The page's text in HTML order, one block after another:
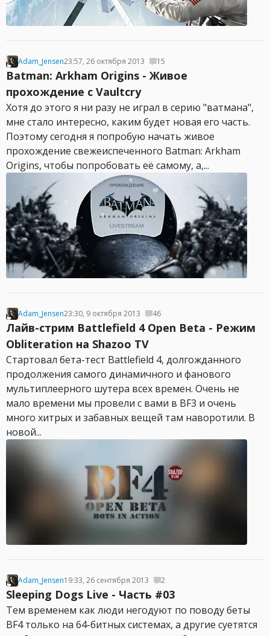
Adam_Jensen23:57, 26 октября 2013 15
Batman: Arkham Origins - Живое
прохождение с Vaultcry
Хотя до этого я ни разу не играл в серию "ватмана",
мне стало интересно, каким будет новая его часть.
Поэтому сегодня я попробую начать живое
прохождение свежеиспеченного Batman: Arkham
Origins, чтобы попробовать её самому, а,...
Adam_Jensen23:30, 9 октября 2013 46
Лайв-стрим Battlefield 4 Open Beta - Режим
Obliteration на Shazoo TV
Cтартовал бета-тест Battlefield 4, долгожданного
продолжения самого динамичного и фанового
мультиплеерного шутера всех времен. Очень не
мало времени мы провели с вами в BF3 и очень
много хитрых и забавных вещей там наворотили. В
новой...
Adam_Jensen19:33, 26 сентября 2013 2
Sleeping Dogs Live - Часть #03
Тем временем как люди негодуют по поводу беты
BF4 только на 64-битных системах, а другие суетятся